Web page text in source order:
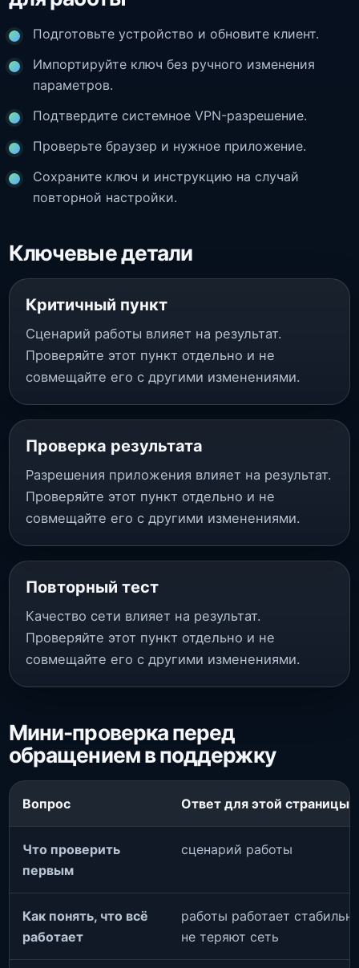
Подготовьте устройство и обновите клиент.
Импортируйте ключ без ручного изменения
параметров.
Подтвердите системное VPN-разрешение.
Проверьте браузер и нужное приложение.
Сохраните ключ и инструкцию на случай
повторной настройки.
Ключевые детали
Критичный пункт
Сценарий работы влияет на результат.
Проверяйте этот пункт отдельно и не
совмещайте его с другими изменениями.
Проверка результата
Разрешения приложения влияет на результат.
Проверяйте этот пункт отдельно и не
совмещайте его с другими изменениями.
Повторный тест
Качество сети влияет на результат.
Проверяйте этот пункт отдельно и не
совмещайте его с другими изменениями.
Мини-проверка перед
обращением в поддержку
Вопрос Ответ для этой страницы
Что проверить
первым
сценарий работы
Как понять, что всё
работает
работы работает
не теряют сеть